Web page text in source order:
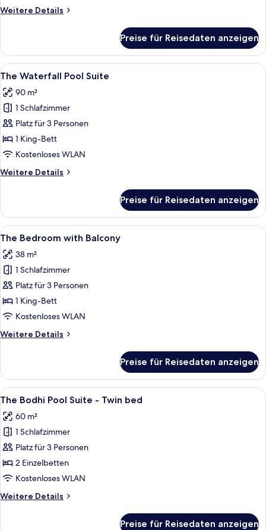
Weitere Details
Weitere
Glass
Pool
Suite
Preise für Reisedaten anzeigen
Alle
Fotos
für
The
Waterfall
Pool
Suite
Ein ruhiger Innenpoolbereich mit
8
The Waterfall Pool Suite
90 m²
1 Schlafzimmer
Platz für 3 Personen
1 King-Bett
Kostenloses WLAN
Weitere Details
Weitere
Waterfall
Pool
Suite
Preise für Reisedaten anzeigen
Alle
Fotos
für
The
Bedroom
with
Balcony
Ein weißer, verzierter Balkon mit
10
The Bedroom with Balcony
38 m²
1 Schlafzimmer
Platz für 3 Personen
1 King-Bett
Kostenloses WLAN
Weitere Details
Weitere
Bedroom
with
Balcony
Preise für Reisedaten anzeigen
Alle
Fotos
für
The
Bodhi
Pool
Suite
Twin
Ein Schwimmbad mit traditioneller
10
The Bodhi Pool Suite - Twin bed
60 m²
1 Schlafzimmer
Platz für 3 Personen
2 Einzelbetten
Kostenloses WLAN
Weitere Details
Weitere
Preise für Reisedaten anzeigen